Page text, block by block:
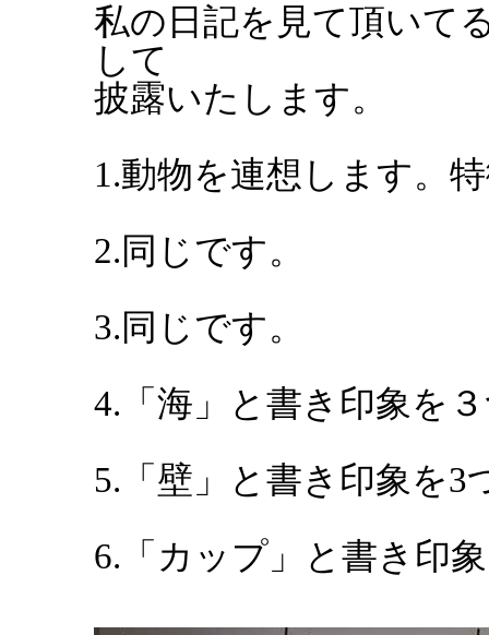
私の日記を見て頂いて
して
披露いたします。
1.動物を連想します。
2.同じです。
3.同じです。
4.「海」と書き印象を
5.「壁」と書き印象を3
6.「カップ」と書き印